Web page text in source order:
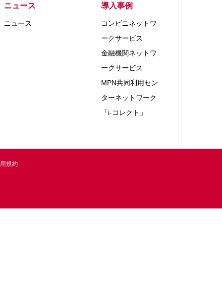
ニュース
ニュース
導入事例
コンビニネットワ
ークサービス
金融機関ネットワ
ークサービス
MPN共同利用セン
ターネットワーク
「i-コレクト」
規約